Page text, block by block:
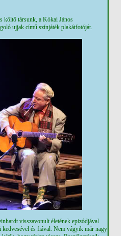
költő társunk, a Kókai János
ujjak című színjáték plakátfotóját.
visszavonult életének epizódjával
és fiával. Nem vágyik már nagy